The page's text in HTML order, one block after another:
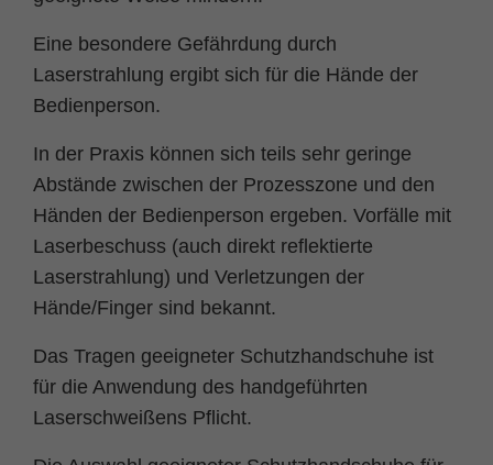
Eine besondere Gefährdung durch
Laserstrahlung ergibt sich für die Hände der
Bedienperson.
In der Praxis können sich teils sehr geringe
Abstände zwischen der Prozesszone und den
Händen der Bedienperson ergeben. Vorfälle mit
Laserbeschuss (auch direkt reflektierte
Laserstrahlung) und Verletzungen der
Hände/Finger sind bekannt.
Das Tragen geeigneter Schutzhandschuhe ist
für die Anwendung des handgeführten
Laserschweißens Pflicht.